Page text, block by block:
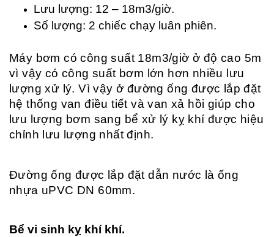
Lưu lượng: 12 – 18m3/giờ.
Số lượng: 2 chiếc chạy luân phiên.
Máy bơm có công suất 18m3/giờ ở độ cao 5m
vì vậy có công suất bơm lớn hơn nhiều lưu
lượng xử lý. Vì vậy ở đường ống được lắp đặt
hệ thống van điều tiết và van xả hồi giúp cho
lưu lượng bơm sang bể xử lý kỵ khí được hiệu
chỉnh lưu lượng nhất định.
Đường ống được lắp đặt dẫn nước là ống
nhựa uPVC DN 60mm.
Bể vi sinh kỵ khí khí.